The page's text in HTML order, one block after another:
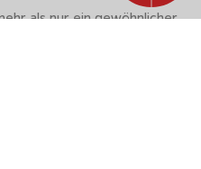
als nur ein gewöhnlicher